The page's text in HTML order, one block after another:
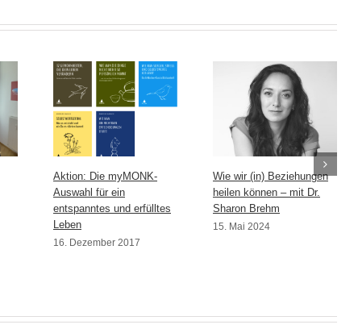
Aktion: Die myMONK-
Auswahl für ein
entspanntes und erfülltes
Leben
16. Dezember 2017
Wie wir (in) Beziehungen
heilen können – mit Dr.
Sharon Brehm
15. Mai 2024